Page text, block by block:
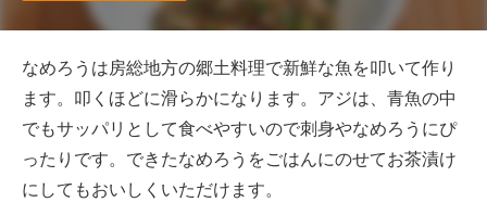
なめろうは房総地方の郷土料理で新鮮な魚を叩いて作り
ます。叩くほどに滑らかになります。アジは、青魚の中
でもサッパリとして食べやすいので刺身やなめろうにぴ
ったりです。できたなめろうをごはんにのせてお茶漬け
にしてもおいしくいただけます。